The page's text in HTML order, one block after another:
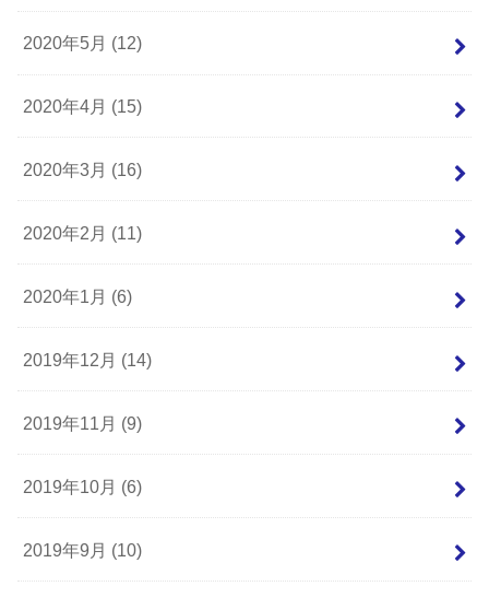
2020年5月 (12)
2020年4月 (15)
2020年3月 (16)
2020年2月 (11)
2020年1月 (6)
2019年12月 (14)
2019年11月 (9)
2019年10月 (6)
2019年9月 (10)